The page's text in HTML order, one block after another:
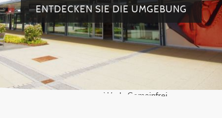
ENTDECKEN SIE DIE UMGEBUNG
Von Alf van Beem - Eigenes Werk, Gemeinfrei,